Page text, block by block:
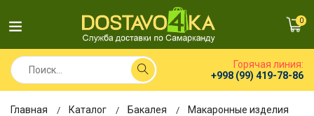
0
Горячая линия:
+998 (99) 419-78-86
Главная Каталог Бакалея
Макаронные изделия